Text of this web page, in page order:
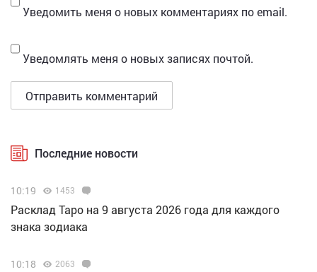
Уведомить меня о новых комментариях по email.
Уведомлять меня о новых записях почтой.
Последние новости
10:19 1453
Расклад Таро на 9 августа 2026 года для каждого
знака зодиака
10:18 2063